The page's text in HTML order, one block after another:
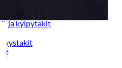
ja kylpytakit